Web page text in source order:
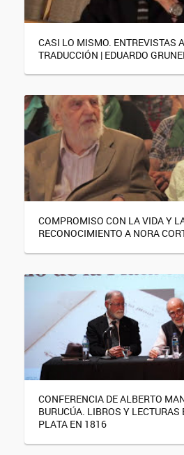
CASI LO MISMO. ENTREVISTAS
TRADUCCIÓN | EDUARDO
COMPROMISO CON LA VIDA Y
RECONOCIMIENTO A NORA
CONFERENCIA DE ALBERTO
BURUCÚA. LIBROS Y LECTURAS
PLATA EN 1816